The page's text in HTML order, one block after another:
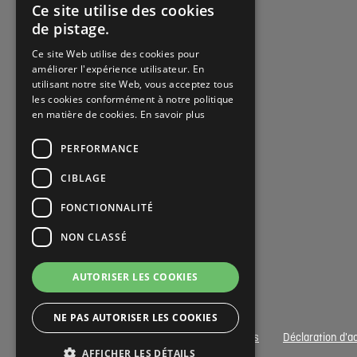
Privacy- & Cookies Conditions générales Déclaration
DUTCH
Ce site utilise des cookies
de pistage.
Ce site Web utilise des cookies pour
améliorer l'expérience utilisateur. En
utilisant notre site Web, vous acceptez tous
les cookies conformément à notre politique
en matière de cookies. En savoir plus
PERFORMANCE
CIBLAGE
FONCTIONNALITÉ
NON CLASSÉ
AUTORISER LES COOKIES
NE PAS AUTORISER LES COOKIES
AFFICHER LES DÉTAILS